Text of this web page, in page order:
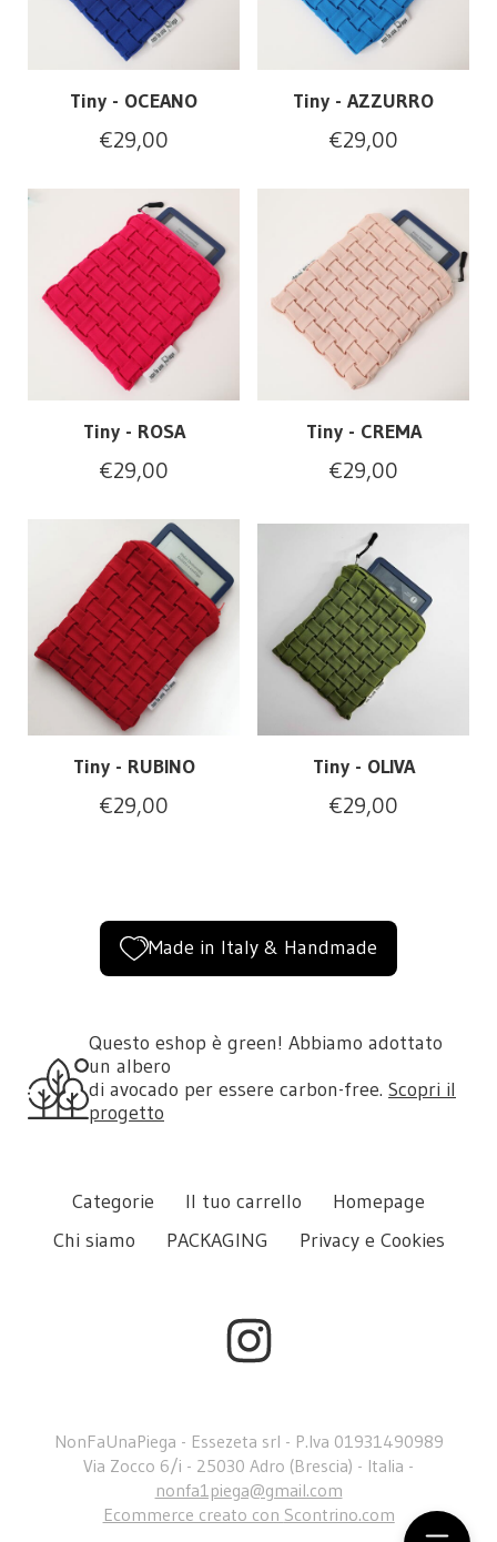
Tiny - OCEANO
€29,00
Tiny - AZZURRO
€29,00
Tiny - ROSA
€29,00
Tiny - CREMA
€29,00
Tiny - RUBINO
€29,00
Tiny - OLIVA
€29,00
Made in Italy & Handmade
Questo eshop è green! Abbiamo adottato
un albero
di avocado per essere carbon-free. Scopri il
progetto
Categorie Il tuo carrello
Homepage
Chi siamo
PACKAGING Privacy e Cookies
NonFaUnaPiega - Essezeta srl - P.Iva 01931490989
Via Zocco 6/i - 25030 Adro (Brescia) - Italia -
nonfa1piega@gmail.com
Ecommerce creato con Scontrino.com